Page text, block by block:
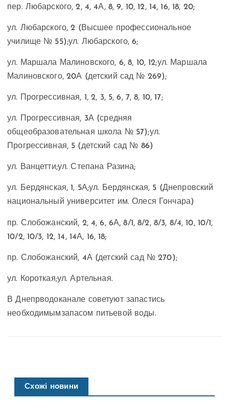
пер. Любарского, 2, 4, 4А, 8, 9, 10, 12, 14, 16, 18, 20;
ул. Любарского, 2 (Высшее профессиональное
училище № 55);ул. Любарского, 6;
ул. Маршала Малиновского, 6, 8, 10, 12;ул. Маршала
Малиновского, 20А (детский сад № 269);
ул. Прогрессивная, 1, 2, 3, 5, 6, 7, 8, 10, 17;
ул. Прогрессивная, 3А (средняя
общеобразовательная школа № 57);ул.
Прогрессивная, 5 (детский сад № 86)
ул. Ванцетти;ул. Степана Разина;
ул. Бердянская, 1, 5А;ул. Бердянская, 5 (Днепровский
национальный университет им. Олеся Гончара)
пр. Слобожанский, 2, 4, 6, 6А, 8/1, 8/2, 8/3, 8/4, 10, 10/1,
10/2, 10/3, 12, 14, 14А, 16, 18;
пр. Слобожанский, 4А (детский сад № 270);
ул. Короткая;ул. Артельная.
В Днепрводоканале советуют запастись
необходимымзапасом питьевой воды.
Схожі новини